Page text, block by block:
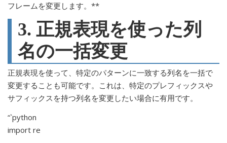
フレームを変更します。**
3. 正規表現を使った列
名の一括変更
正規表現を使って、特定のパターンに一致する列名を一括で
変更することも可能です。これは、特定のプレフィックスや
サフィックスを持つ列名を変更したい場合に有用です。
“`python
import re